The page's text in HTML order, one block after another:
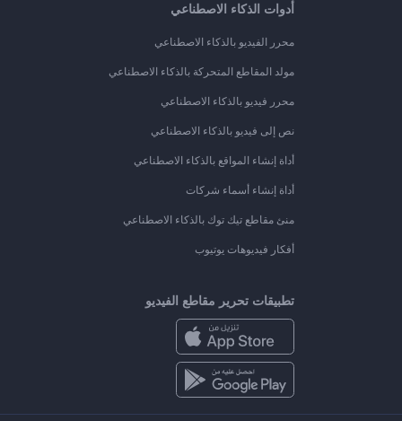
أدوات الذكاء الاصطناعي
محرر الفيديو بالذكاء الاصطناعي
مولد المقاطع المتحركة بالذكاء الاصطناعي
محرر فيديو بالذكاء الاصطناعي
نص إلى فيديو بالذكاء الاصطناعي
أداة إنشاء المواقع بالذكاء الاصطناعي
أداة إنشاء أسماء شركات
منئ مقاطع تيك توك بالذكاء الاصطناعي
أفكار فيديوهات يوتيوب
تطبيقات تحرير مقاطع الفيديو